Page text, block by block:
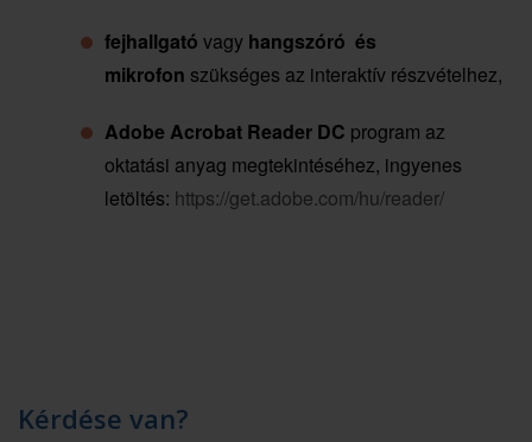
fejhallgató vagy hangszóró és
mikrofon szükséges az interaktív részvételhez,
Adobe Acrobat Reader DC program az
oktatási anyag megtekintéséhez, ingyenes
letöltés: https://get.adobe.com/hu/reader/
Kérdése van?